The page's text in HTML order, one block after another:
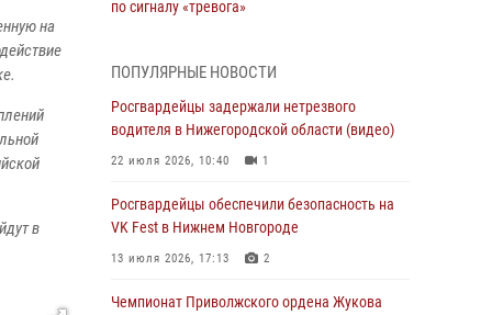
на
в
по сигналу «тревога»
В Нижегородской области сотрудники
Росгвардии «по горячим следам» задержали
правонарушителя за стрельбу
17 июля 2026, 05:17
В Нижегородской области продолжаются
мероприятия в рамках всероссийской
ведомственной акции «Каникулы с
16 июля 2026, 05:00
ПОПУЛЯРНЫЕ НОВОСТИ
Росгвардейцы задержали нетрезвого
водителя в Нижегородской области (видео)
22 июля 2026, 10:40 1
Росгвардейцы обеспечили безопасность на
VK Fest в Нижнем Новгороде
13 июля 2026, 17:13 2
Чемпионат Приволжского ордена Жукова